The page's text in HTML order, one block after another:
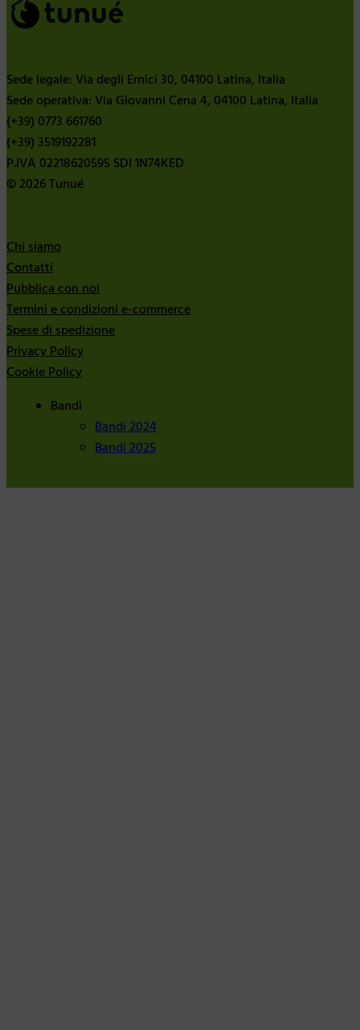
Sede legale: Via degli Ernici 30, 04100 Latina, Italia
Sede operativa: Via Giovanni Cena 4, 04100 Latina, Italia
(+39) 0773 661760
(+39) 3519192281
P.IVA 02218620595 SDI 1N74KED
© 2026 Tunué
Chi siamo
Contatti
Pubblica con noi
Termini e condizioni e-commerce
Spese di spedizione
Privacy Policy
Cookie Policy
Bandi
Bandi 2024
Bandi 2025